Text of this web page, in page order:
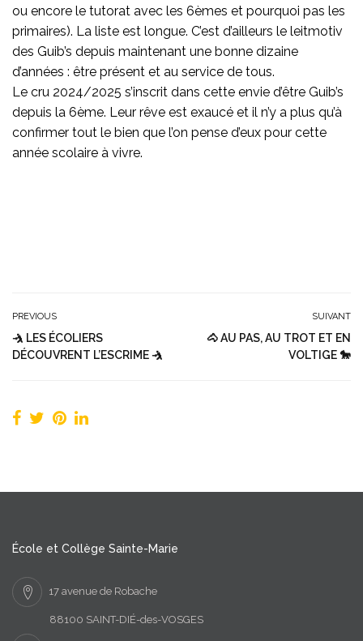
ou encore le tutorat avec les 6èmes et pourquoi pas les
primaires). La liste est longue. C’est d’ailleurs le leitmotiv
des Guib’s depuis maintenant une bonne dizaine
d’années : être présent et au service de tous.
Le cru 2024/2025 s’inscrit dans cette envie d’être Guib’s
depuis la 6ème. Leur rêve est exaucé et il n’y a plus qu’à
confirmer tout le bien que l’on pense d’eux pour cette
année scolaire à vivre.
PREVIOUS
🤺 LES ÉCOLIERS
DÉCOUVRENT L’ESCRIME 🤺
SUIVANT
🐴 AU PAS, AU TROT ET EN
VOLTIGE 🐎
École et Collège Sainte-Marie
17 avenue de Robache
88100 SAINT-DIÉ-des-VOSGES